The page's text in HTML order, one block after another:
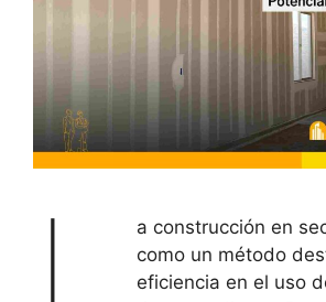
a construcción en
como un método
eficiencia en el uso